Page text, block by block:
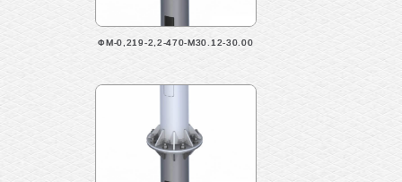
ФМ-0,219-2,2-470-М30.12-30.00